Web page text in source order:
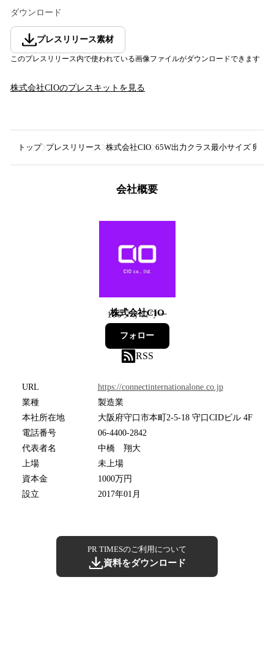
ダウンロード
プレスリリース素材
このプレスリリース内で使われている画像ファイルがダウンロードできます
株式会社CIOのプレスキットを見る
トップ プレスリリース 株式会社CIO 65W出力クラス最小サイズ 卵サ
会社概要
株式会社CIO
106フォロワー
フォロー
RSS
URL
https://connectinternationalone.co.jp
業種
製造業
本社所在地
大阪府守口市本町2-5-18 守口CIDビル 4F
電話番号
06-4400-2842
代表者名
中橋 翔大
上場
未上場
資本金
1000万円
設立
2017年01月
PR TIMESのご利用について
資料をダウンロード